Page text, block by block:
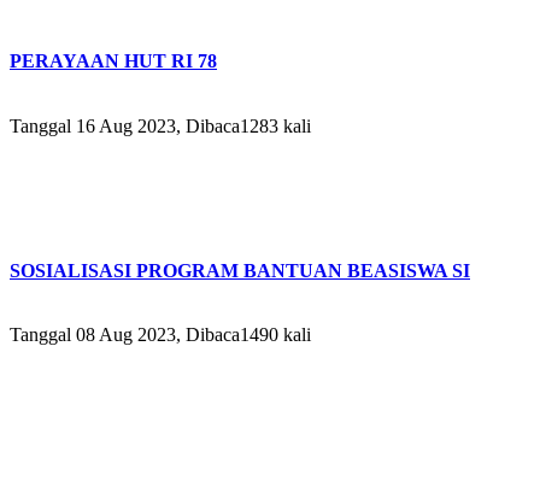
PERAYAAN HUT RI 78
Tanggal 16 Aug 2023, Dibaca1283 kali
SOSIALISASI PROGRAM BANTUAN BEASISWA SI
Tanggal 08 Aug 2023, Dibaca1490 kali